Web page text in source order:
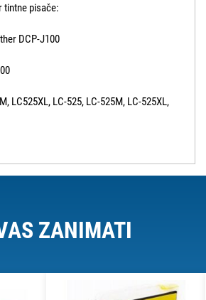
tintne pisače:
DCP-J100
LC525XL, LC-525, LC-525M, LC-525XL,
ZANIMATI